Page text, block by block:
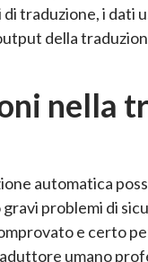
traduzione, i dati
della
nella
automatica
problemi di
e certo
umano